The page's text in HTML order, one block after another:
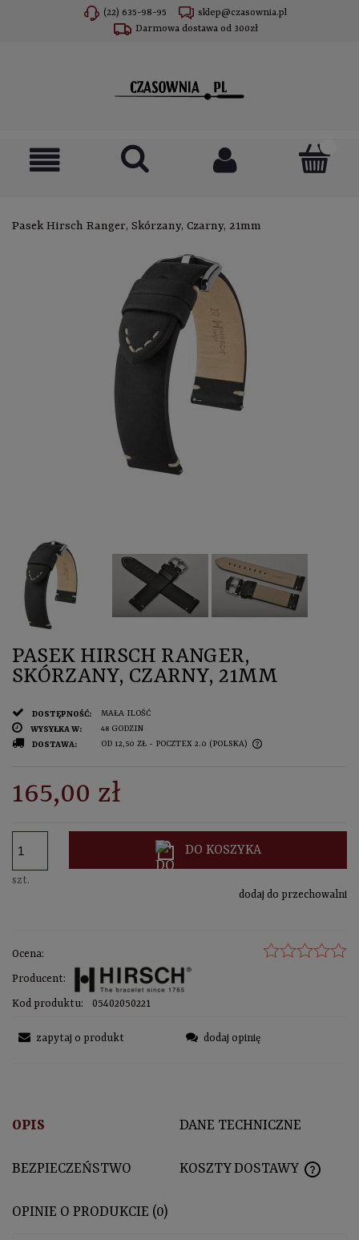
(22) 635-98-95
sklep@czasownia.pl
Darmowa dostawa od 300zł
Pasek Hirsch Ranger, Skórzany, Czarny, 21mm
PASEK HIRSCH RANGER,
SKÓRZANY, CZARNY, 21MM
DOSTĘPNOŚĆ:
MAŁA ILOŚĆ
WYSYŁKA W:
48 GODZIN
DOSTAWA:
OD 12,50 ZŁ - POCZTEX 2.0 (POLSKA)
165,00 zł
szt.
DO KOSZYKA
dodaj do przechowalni
Ocena:
Producent:
Kod produktu: 05402050221
zapytaj o produkt dodaj opinię
OPIS DANE TECHNICZNE
BEZPIECZEŃSTWO KOSZTY DOSTAWY
OPINIE O PRODUKCIE (0)